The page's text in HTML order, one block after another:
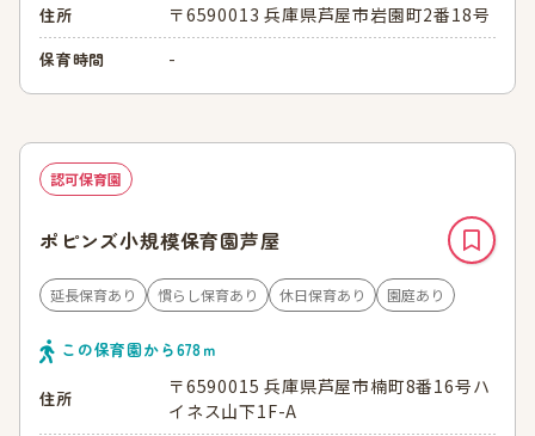
住所
〒6590013 兵庫県芦屋市岩園町2番18号
保育時間 -
認可保育園
ポピンズ小規模保育園芦屋
延長保育あり 慣らし保育あり 休日保育あり 園庭あり
この保育園から678ｍ
住所
〒6590015 兵庫県芦屋市楠町8番16号ハ
イネス山下1F-A